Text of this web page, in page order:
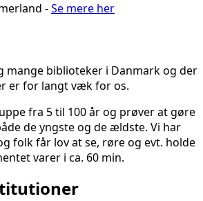
-Se mere her
mange biblioteker i Danmark og der
er for langt væk for os.
fra 5 til 100 år og prøver at gøre
de yngste og de ældste. Vi har
folk får lov at se, røre og evt. holde
varer i ca. 60 min.